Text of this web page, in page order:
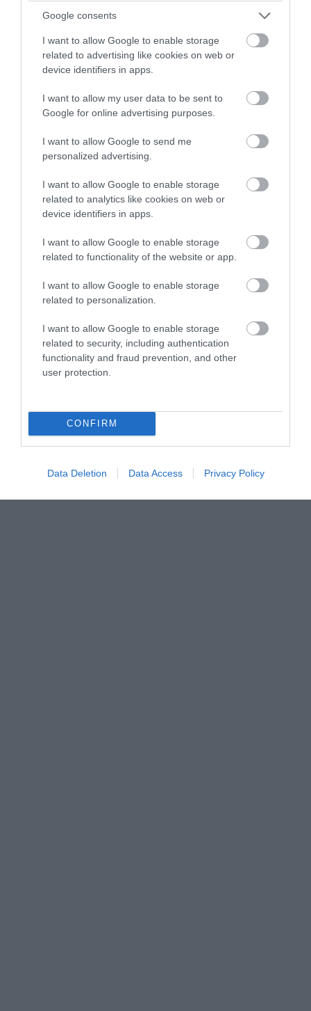
Google consents
I want to allow Google to enable storage
related to advertising like cookies on web or
device identifiers in apps.
I want to allow my user data to be sent to
Google for online advertising purposes.
I want to allow Google to send me
personalized advertising.
I want to allow Google to enable storage
related to analytics like cookies on web or
device identifiers in apps.
I want to allow Google to enable storage
related to functionality of the website or app.
I want to allow Google to enable storage
related to personalization.
I want to allow Google to enable storage
related to security, including authentication
functionality and fraud prevention, and other
user protection.
CONFIRM
Data Deletion Data Access Privacy Policy
11. Köszönés nélkül lelépni
neki köszönetet! 2-3 udvarias mondat mindenkinek jól esik arról,
hogy mennyire jól érezted magadat.